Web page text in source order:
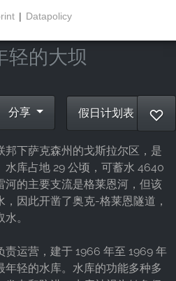
轻的大坝
假日计划表 ♡
分享
下萨克森州的戈斯拉尔区，是
水库占地 29 公顷，可蓄水 4640
河的主要支流是格莱恩河，但该
因此开凿了奥克-格莱恩隧道，
。
运营，建于 1966 年至 1969 年
年轻的水库。水库的功能多种多
基本功能，是使用网站所必需
用来显示个性化的广告。它们
者来实现这一目的。
| Datapolicy